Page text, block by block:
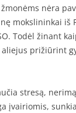
nėra
mokslininkai iš
Todėl žinant
aliejus prižiūrint
stresą,
įvairiomis,